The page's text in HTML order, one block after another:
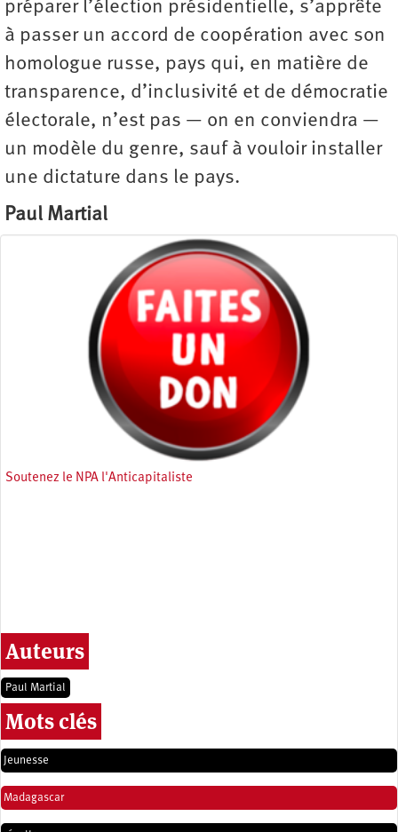
préparer l’élection présidentielle, s’apprête
à passer un accord de coopération avec son
homologue russe, pays qui, en matière de
transparence, d’inclusivité et de démocratie
électorale, n’est pas — on en conviendra —
un modèle du genre, sauf à vouloir installer
une dictature dans le pays.
Paul Martial
Soutenez le NPA l'Anticapitaliste
Auteurs
Paul Martial
Mots clés
Jeunesse
Madagascar